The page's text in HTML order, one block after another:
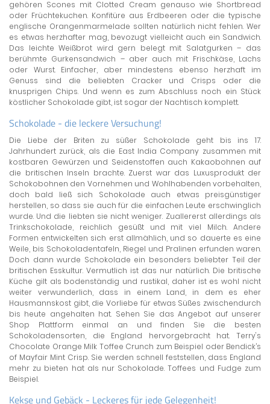
gehören Scones mit Clotted Cream genauso wie Shortbread
oder Früchtekuchen. Konfitüre aus Erdbeeren oder die typische
englische Orangenmarmelade sollten natürlich nicht fehlen. Wer
es etwas herzhafter mag, bevozugt vielleicht auch ein Sandwich.
Das leichte Weißbrot wird gern belegt mit Salatgurken – das
berühmte Gurkensandwich – aber auch mit Frischkäse, Lachs
oder Wurst. Einfacher, aber mindestens ebenso herzhaft im
Genuss sind die beliebten Cracker und Crisps oder die
knusprigen Chips. Und wenn es zum Abschluss noch ein Stück
köstlicher Schokolade gibt, ist sogar der Nachtisch komplett.
Schokolade - die leckere Versuchung!
Die Liebe der Briten zu süßer Schokolade geht bis ins 17.
Jahrhundert zurück, als die East India Company zusammen mit
kostbaren Gewürzen und Seidenstoffen auch Kakaobohnen auf
die britischen Inseln brachte. Zuerst war das Luxusprodukt der
Schokobohnen den Vornehmen und Wohlhabenden vorbehalten,
doch bald ließ sich Schokolade auch etwas preisgünstiger
herstellen, so dass sie auch für die einfachen Leute erschwinglich
wurde. Und die liebten sie nicht weniger. Zuallererst allerdings als
Trinkschokolade, reichlich gesüßt und mit viel Milch. Andere
Formen entwickelten sich erst allmählich, und so dauerte es eine
Weile, bis Schokoladentafeln, Riegel und Pralinen erfunden waren.
Doch dann wurde Schokolade ein besonders beliebter Teil der
britischen Esskultur. Vermutlich ist das nur natürlich. Die britische
Küche gilt als bodenständig und rustikal, daher ist es wohl nicht
weiter verwunderlich, dass in einem Land, in dem es eher
Hausmannskost gibt, die Vorliebe für etwas Süßes zwischendurch
bis heute angehalten hat. Sehen Sie das Angebot auf unserer
Shop Plattform einmal an und finden Sie die besten
Schokoladensorten, die England hervorgebracht hat. Terry's
Chocolate Orange Milk Toffee Crunch zum Beispiel oder Bendick’s
of Mayfair Mint Crisp. Sie werden schnell feststellen, dass England
mehr zu bieten hat als nur Schokolade. Toffees und Fudge zum
Beispiel.
Kekse und Gebäck - Leckeres für jede Gelegenheit!